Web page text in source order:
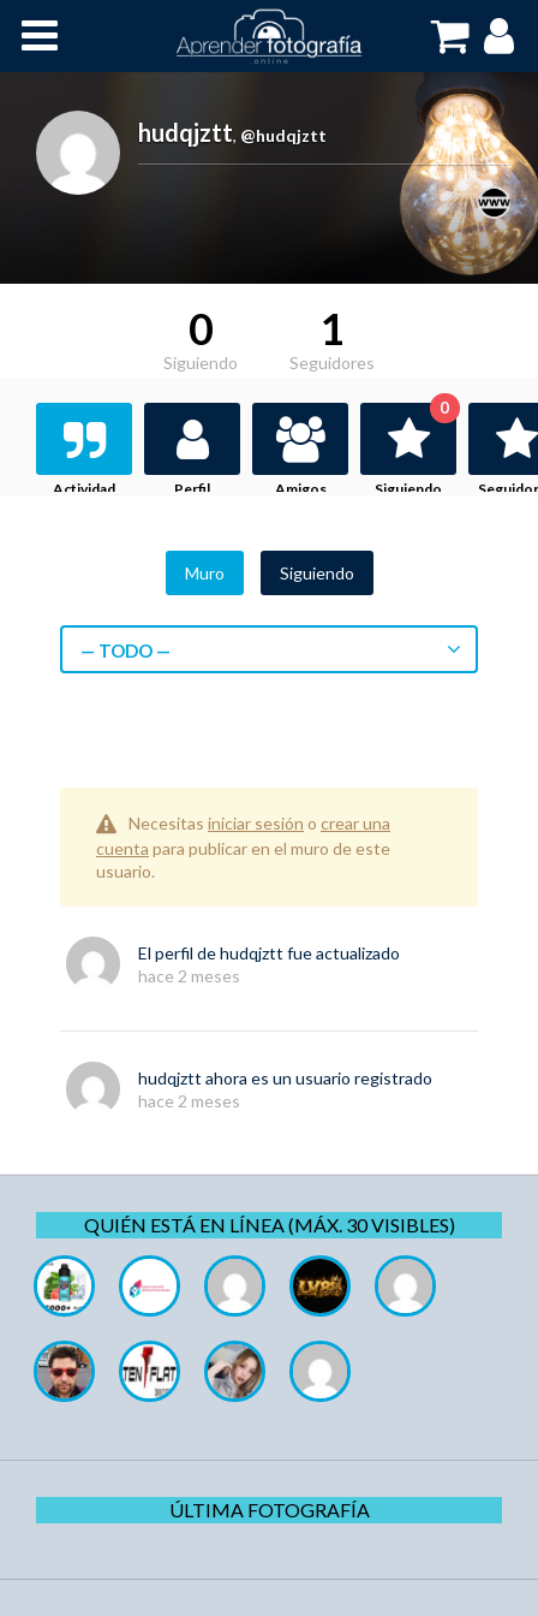
Cursos OnLine
hudqjztt, @hudqjztt
0
Siguiendo
1
Seguidores
Actividad Perfil Amigos Siguiendo
0
Muro Siguiendo
— TODO —
Necesitas iniciar sesión o crear una
cuenta para publicar en el muro de este
usuario.
El perfil dehudqjztt fue actualizado
hace 2 meses
hudqjztt ahora es un usuario registrado
hace 2 meses
QUIÉN ESTÁ EN LÍNEA (MÁX. 30 VISIBLES)
ÚLTIMA FOTOGRAFÍA